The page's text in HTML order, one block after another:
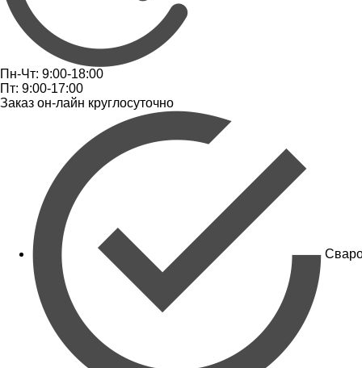
Пн-Чт: 9:00-18:00
Пт: 9:00-17:00
Заказ он-лайн круглосуточно